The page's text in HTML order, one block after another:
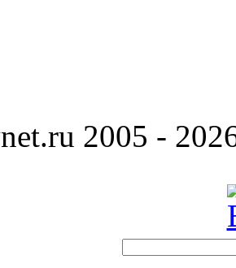
2005 -